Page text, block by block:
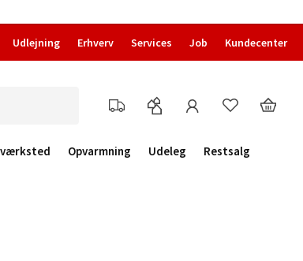
Udlejning Erhverv Services Job Kundecenter
Opvarmning Udeleg
Restsalg